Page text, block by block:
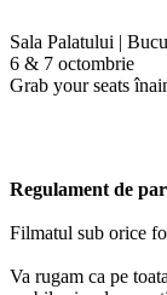
Sala Palatului |
6 & 7 octombrie
Grab your seats
Regulament de
Filmatul sub orice
Va rugam ca pe